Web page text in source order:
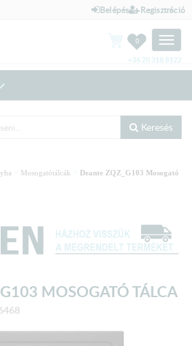
Belépés Regisztráció
Toggle
0
+36 20 318 8122
Keresés
Mosogatótálcák
Deante ZQZ_G103 Mosogató
MOSOGATÓ TÁLCA